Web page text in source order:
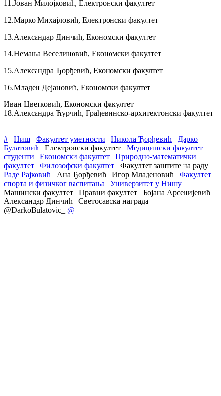
11.Јован Милојковић, Електронски факултет
12.Марко Михајловић, Електронски факултет
13.Александар Динчић, Економски факултет
14.Немања Веселиновић, Економски факултет
15.Александра Ђорђевић, Економски факултет
16.Младен Дејановић, Економски факултет
Иван Цветковић, Економски факултет
18.Александра Ћурчић, Грађевинско-архитектонски факултет
# Ниш Факултет уметности Никола Ђорђевић
Дарко
Булатовић
Електронски факултет
Медицински факултет
студенти
Економски факултет
Природно-математички
факултет
Филозофски факултет
Факултет заштите на раду
Раде Рајковић
Ана Ђорђевић Игор Младеновић
Факултет
спорта и физичког васпитања
Универзитет у Нишу
Машински факултет
Правни факултет
Бојана Арсенијевић
Александар Динчић
Светосавска награда
@DarkoBulatovic_ @